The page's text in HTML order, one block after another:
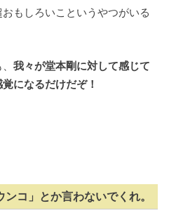
もしろいこというやつがいる
、我々が堂本剛に対して感じて
になるだけだぞ！
コ」とか言わないでくれ。